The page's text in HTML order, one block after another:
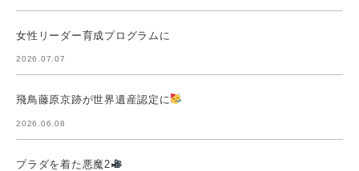
女性リーダー育成プログラムに
2026.07.07
飛鳥藤原京跡が世界遺産認定に
2026.06.08
プラダを着た悪魔2